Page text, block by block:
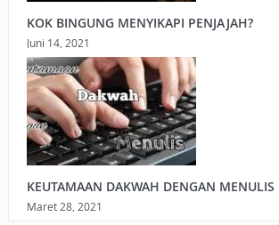
KOK BINGUNG MENYIKAPI PENJAJAH?
Juni 14, 2021
KEUTAMAAN DAKWAH DENGAN MENULIS
Maret 28, 2021